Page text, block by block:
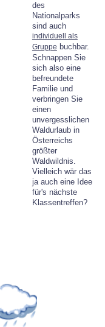
des
Nationalparks
sind auch
individuell als
Gruppe buchbar.
Schnappen Sie
sich also eine
befreundete
Familie und
verbringen Sie
einen
unvergesslichen
Waldurlaub in
Österreichs
größter
Waldwildnis.
Vielleich wär das
ja auch eine Idee
für's nächste
Klassentreffen?